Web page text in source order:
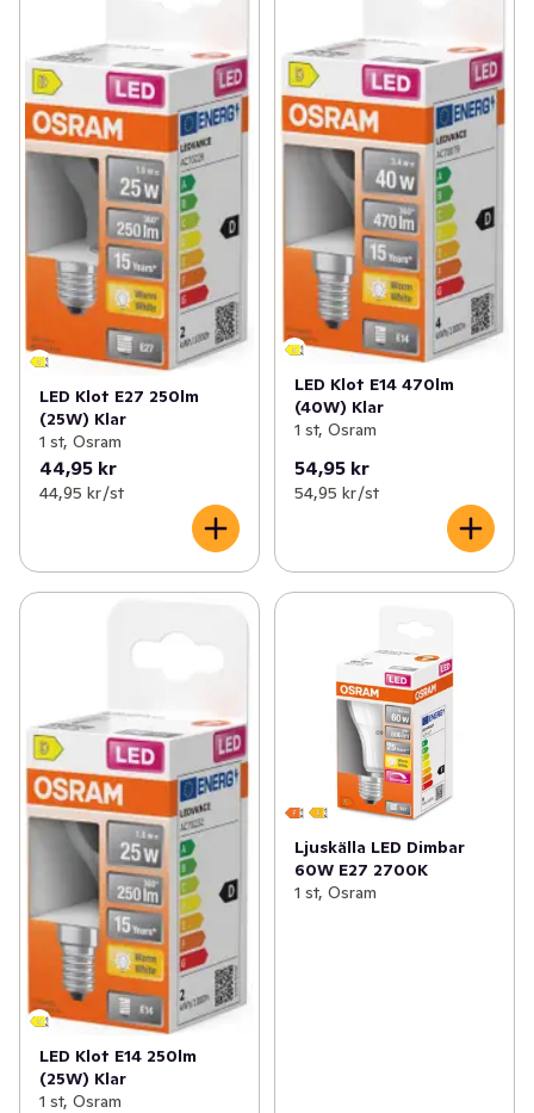
LED Klot E27 250lm
(25W) Klar
1 st, Osram
44,95 kr
44,95 kr /st
LED Klot E14 470lm
(40W) Klar
1 st, Osram
54,95 kr
54,95 kr /st
LED Klot E14 250lm
(25W) Klar
1 st, Osram
Ljuskälla LED Dimbar
60W E27 2700K
1 st, Osram